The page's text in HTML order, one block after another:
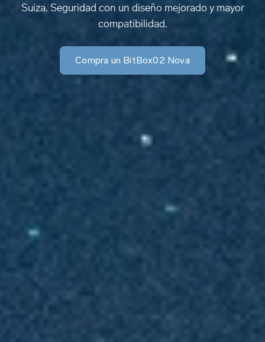
Suiza. Seguridad con un diseño mejorado y mayor
compatibilidad.
Compra un BitBox02 Nova